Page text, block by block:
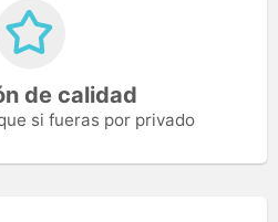
de calidad
si fueras por privado